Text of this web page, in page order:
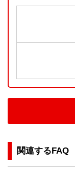
関連するFAQ